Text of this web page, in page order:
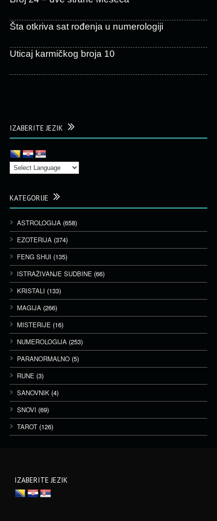
Šta otkriva sat rođenja u numerologiji
Uticaj karmičkog broja 10
IZABERITE JEZIK
KATEGORIJE
ASTROLOGIJA (658)
EZOTERIJA (374)
FENG SHUI (135)
ISTRAŽIVANJE SUDBINE (66)
KRISTALI (133)
MAGIJA (266)
MISTERIJE (16)
NUMEROLOGIJA (253)
PARANORMALNO (5)
RUNE (3)
SANOVNIK (4)
SNOVI (69)
TAROT (126)
IZABERITE JEZIK